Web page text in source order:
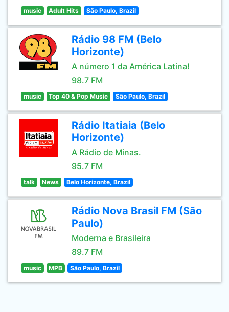
music Adult Hits São Paulo, Brazil
Rádio 98 FM (Belo
Horizonte)
A número 1 da América Latina!
98.7 FM
music Top 40 & Pop Music São Paulo, Brazil
Rádio Itatiaia (Belo
Horizonte)
A Rádio de Minas.
95.7 FM
talk News Belo Horizonte, Brazil
Rádio Nova Brasil FM (São
Paulo)
Moderna e Brasileira
89.7 FM
music MPB São Paulo, Brazil